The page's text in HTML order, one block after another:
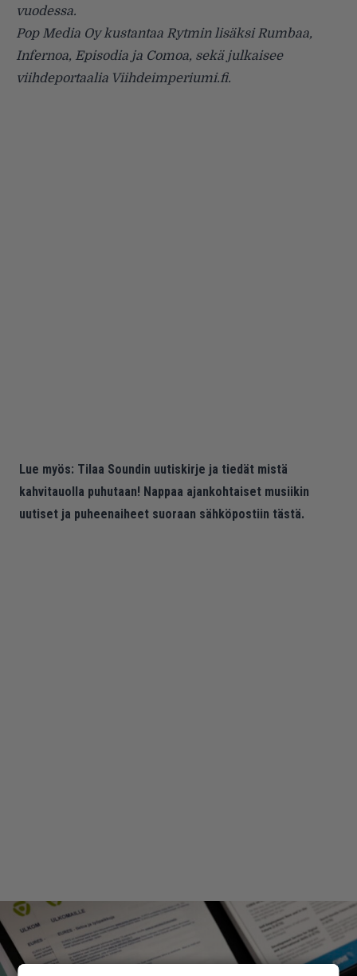
vuodessa.
Pop Media Oy kustantaa Rytmin lisäksi Rumbaa,
Infernoa, Episodia ja Comoa, sekä julkaisee
viihdeportaalia Viihdeimperiumi.fi.
Lue myös: Tilaa Soundin uutiskirje ja tiedät mistä
kahvitauolla puhutaan! Nappaa ajankohtaiset musiikin
uutiset ja puheenaiheet suoraan sähköpostiin tästä.